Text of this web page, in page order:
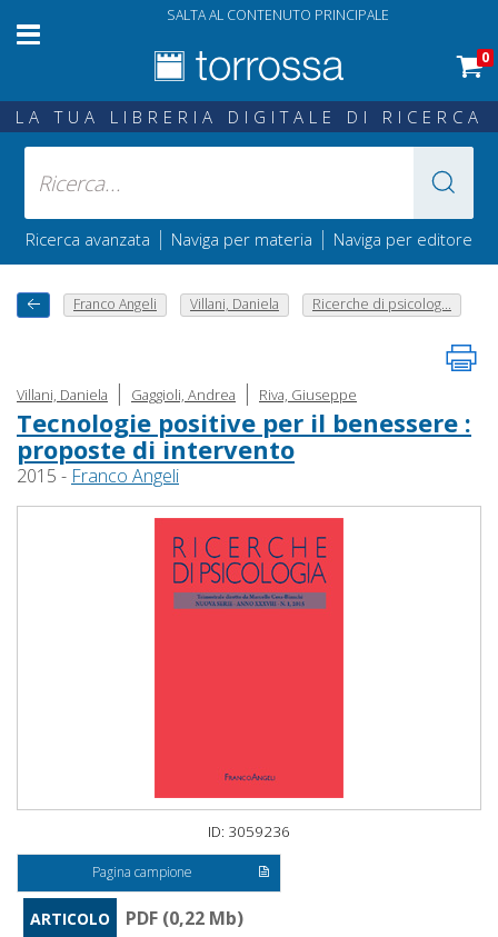
SALTA AL CONTENUTO PRINCIPALE
0
LA TUA LIBRERIA DIGITALE DI RICERCA
Ricerca avanzata | Naviga per materia | Naviga per editore
Franco Angeli Villani, Daniela Ricerche di psicolog...
Villani, Daniela | Gaggioli, Andrea | Riva, Giuseppe
Tecnologie positive per il benessere :
proposte di intervento
2015 - Franco Angeli
ID: 3059236
Pagina campione
ARTICOLO
PDF (0,22 Mb)